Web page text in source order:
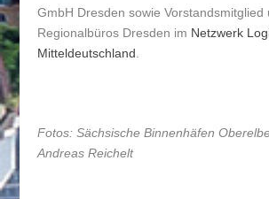
GmbH Dresden sowie Vorstandsmitglied
Regionalbüros Dresden im Netzwerk
Mitteldeutschland
Fotos: Sächsische Binnenhäfen
Andreas Reichelt